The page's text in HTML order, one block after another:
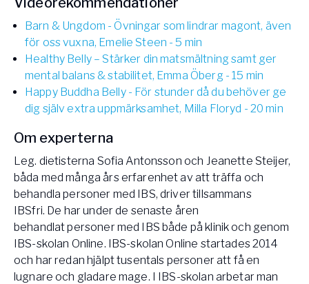
Barn & Ungdom - Övningar som lindrar magont, även
för oss vuxna, Emelie Steen - 5 min
Healthy Belly – Stärker din matsmältning samt ger
mental balans & stabilitet, Emma Öberg - 15 min
Happy Buddha Belly - För stunder då du behöver ge
dig själv extra uppmärksamhet, Milla Floryd - 20 min
Om experterna
Leg. dietisterna Sofia Antonsson och Jeanette Steijer,
båda med många års erfarenhet av att träffa och
behandla personer med IBS, driver tillsammans
IBSfri. De har under de senaste åren
behandlat personer med IBS både på klinik och genom
IBS-skolan Online. IBS-skolan Online startades 2014
och har redan hjälpt tusentals personer att få en
lugnare och gladare mage. I IBS-skolan arbetar man